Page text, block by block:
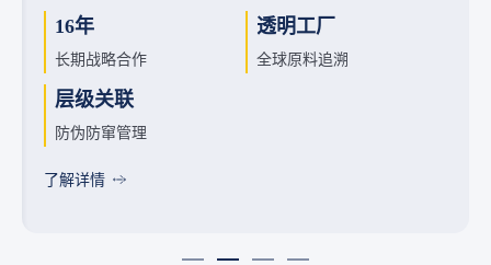
高端防伪 赋码关联
全链追溯
16年
长期战略合作
透明工厂
全球原料追溯
层级关联
防伪防窜管理
了解详情
千店千策 渠道激励
单品赋码
五码合一 全链路
码中台